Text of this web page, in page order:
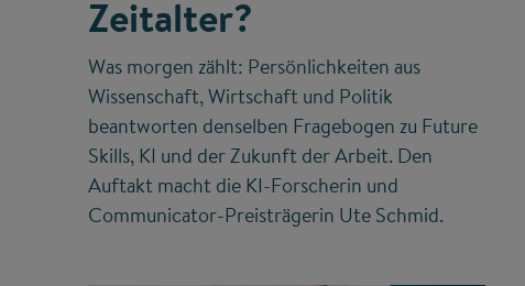
Zeitalter?
Was morgen zählt: Persönlichkeiten aus
Wissenschaft, Wirtschaft und Politik
beantworten denselben Fragebogen zu Future
Skills, KI und der Zukunft der Arbeit. Den
Auftakt macht die KI-Forscherin und
Communicator-Preisträgerin Ute Schmid.